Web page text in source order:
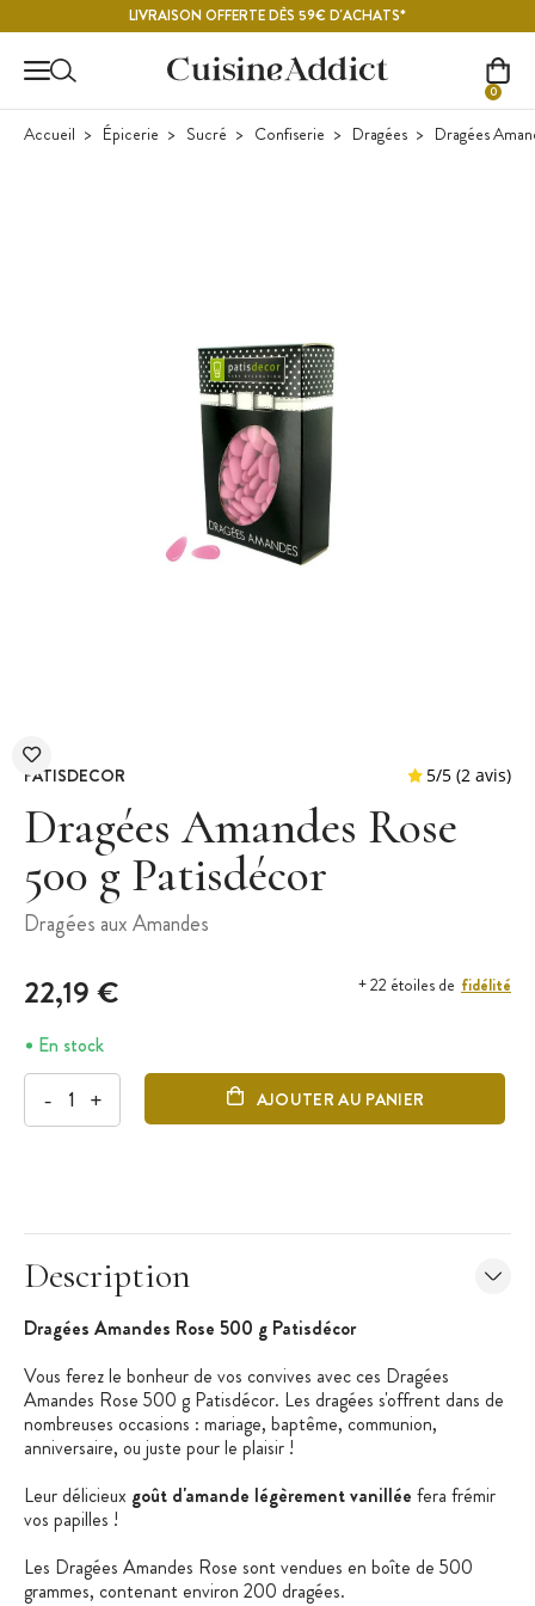
LIVRAISON OFFERTE DÈS 59€ D'ACHATS*
0
Accueil Épicerie Sucré Confiserie Dragées Dragées
PATISDECOR
Dragées Amandes Rose
500 g Patisdécor
Dragées aux Amandes
22,19 € + 22 étoiles de fidélité
En stock
- + AJOUTER AU PANIER
Description
Dragées Amandes Rose 500 g Patisdécor
Vous ferez le bonheur de vos convives avec ces Dragées
Amandes Rose 500 g Patisdécor. Les dragées s'offrent dans de
nombreuses occasions : mariage, baptême, communion,
anniversaire, ou juste pour le plaisir !
Leur délicieux goût d'amande légèrement vanillée fera frémir
vos papilles !
Les Dragées Amandes Rose sont vendues en boîte de 500
grammes, contenant environ 200 dragées.